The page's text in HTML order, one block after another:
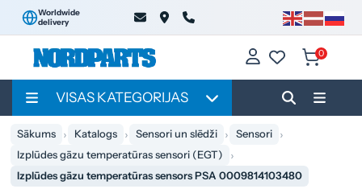
Worldwide
delivery
0
VISAS KATEGORIJAS
Sākums Katalogs Sensori un slēdži
Sensori
Izplūdes gāzu temperatūras sensori (EGT)
Izplūdes gāzu temperatūras sensors PSA 0009814103480